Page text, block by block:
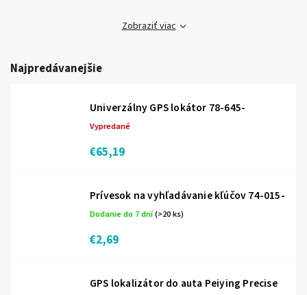
Zobraziť viac
Najpredávanejšie
Univerzálny GPS lokátor 78-645-
Vypredané
€65,19
Prívesok na vyhľadávanie kľúčov 74-015-
Dodanie do 7 dní(>20 ks)
€2,69
GPS lokalizátor do auta Peiying Precise